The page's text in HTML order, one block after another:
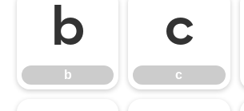
b
b
c
c